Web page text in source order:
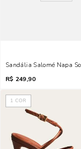
Sandália Salomé Napa
R$ 249,90
1 COR